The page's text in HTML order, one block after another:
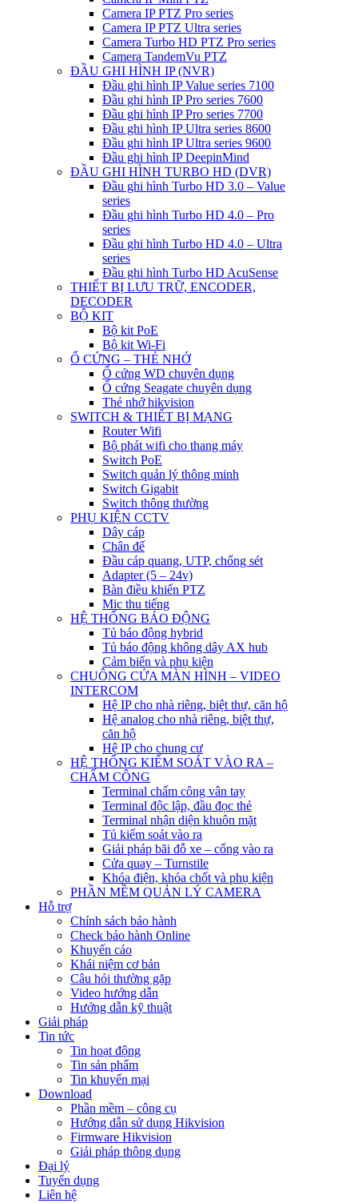
Camera IP PTZ Pro series
Camera IP PTZ Ultra series
Camera Turbo HD PTZ Pro series
Camera TandemVu PTZ
ĐẦU GHI HÌNH IP (NVR)
Đầu ghi hình IP Value series 7100
Đầu ghi hình IP Pro series 7600
Đầu ghi hình IP Pro series 7700
Đầu ghi hình IP Ultra series 8600
Đầu ghi hình IP Ultra series 9600
Đầu ghi hình IP DeepinMind
ĐẦU GHI HÌNH TURBO HD (DVR)
Đầu ghi hình Turbo HD 3.0 – Value
series
Đầu ghi hình Turbo HD 4.0 – Pro
series
Đầu ghi hình Turbo HD 4.0 – Ultra
series
Đầu ghi hình Turbo HD AcuSense
THIẾT BỊ LƯU TRỮ, ENCODER,
DECODER
BỘ KIT
Bộ kit PoE
Bộ kit Wi-Fi
Ổ CỨNG – THẺ NHỚ
Ổ cứng WD chuyên dụng
Ổ cứng Seagate chuyên dụng
Thẻ nhớ hikvision
SWITCH & THIẾT BỊ MẠNG
Router Wifi
Bộ phát wifi cho thang máy
Switch PoE
Switch quản lý thông minh
Switch Gigabit
Switch thông thường
PHỤ KIỆN CCTV
Dây cáp
Chân đế
Đầu cáp quang, UTP, chống sét
Adapter (5 – 24v)
Bàn điều khiển PTZ
Mic thu tiếng
HỆ THỐNG BÁO ĐỘNG
Tủ báo động hybrid
Tủ báo động không dây AX hub
Cảm biến và phụ kiện
CHUÔNG CỬA MÀN HÌNH – VIDEO
INTERCOM
Hệ IP cho nhà riêng, biệt thự, căn hộ
Hệ analog cho nhà riêng, biệt thự,
căn hộ
Hệ IP cho chung cư
HỆ THỐNG KIỂM SOÁT VÀO RA –
CHẤM CÔNG
Terminal chấm công vân tay
Terminal độc lập, đầu đọc thẻ
Terminal nhận diện khuôn mặt
Tủ kiểm soát vào ra
Giải pháp bãi đỗ xe – cổng vào ra
Cửa quay – Turnstile
Khóa điện, khóa chốt và phụ kiện
PHẦN MỀM QUẢN LÝ CAMERA
Hỗ trợ
Chính sách bảo hành
Check bảo hành Online
Khuyến cáo
Khái niệm cơ bản
Câu hỏi thường gặp
Video hướng dẫn
Hướng dẫn kỹ thuật
Giải pháp
Tin tức
Tin hoạt động
Tin sản phẩm
Tin khuyến mại
Download
Phần mềm – công cụ
Hướng dẫn sử dụng Hikvision
Firmware Hikvision
Giải pháp thông dụng
Đại lý
Tuyển dụng
Liên hệ